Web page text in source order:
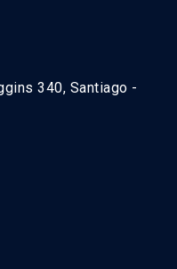
340, Santiago -